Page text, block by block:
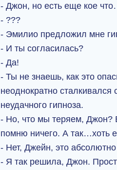
- Джон, но есть еще кое
- ???
- Эмилио предложил мне
- И ты согласилась?
- Да!
- Ты не знаешь, как это
неоднократно сталкивался
неудачного гипноза.
- Но, что мы теряем, Джон?
помню ничего. А так…хоть
- Нет, Джейн, это
- Я так решила, Джон.